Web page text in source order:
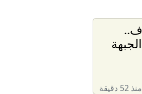
منذ 52 دقيقة